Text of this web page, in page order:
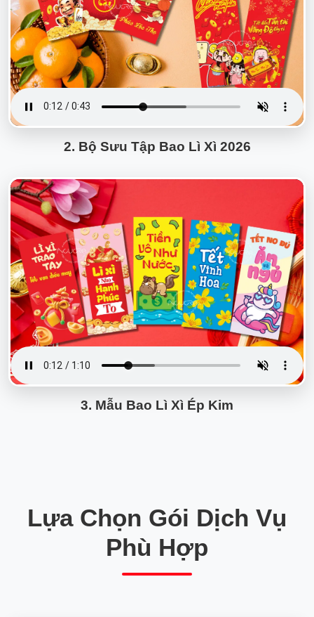
2. Bộ Sưu Tập Bao Lì Xì 2026
3. Mẫu Bao Lì Xì Ép Kim
Lựa Chọn Gói Dịch Vụ
Phù Hợp